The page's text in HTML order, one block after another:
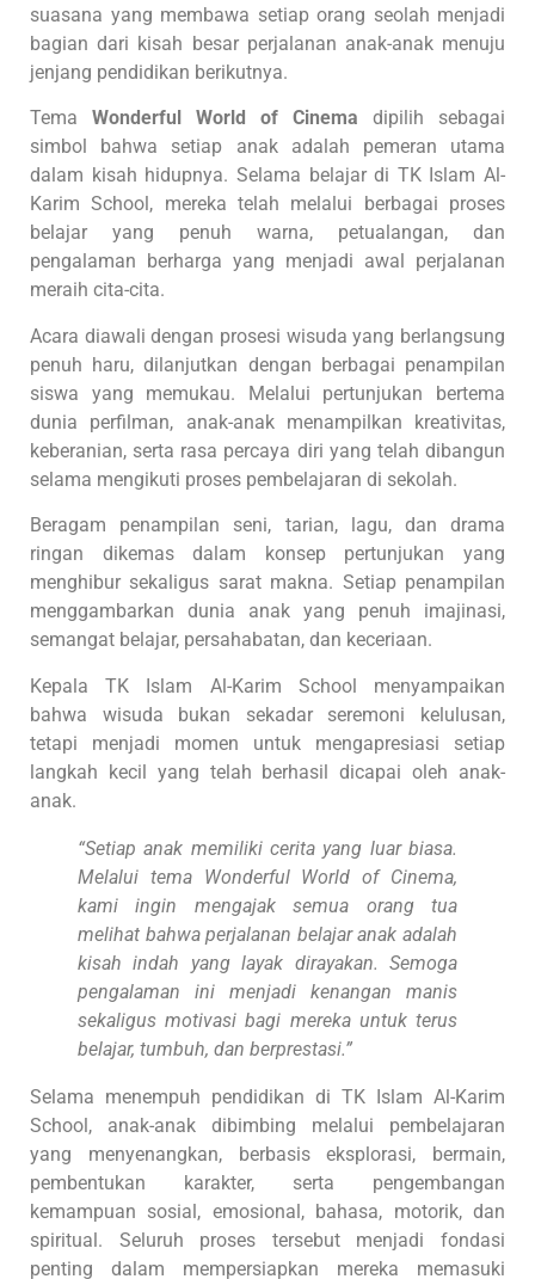
suasana yang membawa setiap orang seolah menjadi
bagian dari kisah besar perjalanan anak-anak menuju
jenjang pendidikan berikutnya.
Tema Wonderful World of Cinema dipilih sebagai
simbol bahwa setiap anak adalah pemeran utama
dalam kisah hidupnya. Selama belajar di TK Islam Al-
Karim School, mereka telah melalui berbagai proses
belajar yang penuh warna, petualangan, dan
pengalaman berharga yang menjadi awal perjalanan
meraih cita-cita.
Acara diawali dengan prosesi wisuda yang berlangsung
penuh haru, dilanjutkan dengan berbagai penampilan
siswa yang memukau. Melalui pertunjukan bertema
dunia perfilman, anak-anak menampilkan kreativitas,
keberanian, serta rasa percaya diri yang telah dibangun
selama mengikuti proses pembelajaran di sekolah.
Beragam penampilan seni, tarian, lagu, dan drama
ringan dikemas dalam konsep pertunjukan yang
menghibur sekaligus sarat makna. Setiap penampilan
menggambarkan dunia anak yang penuh imajinasi,
semangat belajar, persahabatan, dan keceriaan.
Kepala TK Islam Al-Karim School menyampaikan
bahwa wisuda bukan sekadar seremoni kelulusan,
tetapi menjadi momen untuk mengapresiasi setiap
langkah kecil yang telah berhasil dicapai oleh anak-
anak.
“Setiap anak memiliki cerita yang luar biasa.
Melalui tema Wonderful World of Cinema,
kami ingin mengajak semua orang tua
melihat bahwa perjalanan belajar anak adalah
kisah indah yang layak dirayakan. Semoga
pengalaman ini menjadi kenangan manis
sekaligus motivasi bagi mereka untuk terus
belajar, tumbuh, dan berprestasi.”
Selama menempuh pendidikan di TK Islam Al-Karim
School, anak-anak dibimbing melalui pembelajaran
yang menyenangkan, berbasis eksplorasi, bermain,
pembentukan karakter, serta pengembangan
kemampuan sosial, emosional, bahasa, motorik, dan
spiritual. Seluruh proses tersebut menjadi fondasi
penting dalam mempersiapkan mereka memasuki